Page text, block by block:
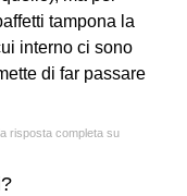
tampona la
interno ci sono
di far passare
risposta completa su